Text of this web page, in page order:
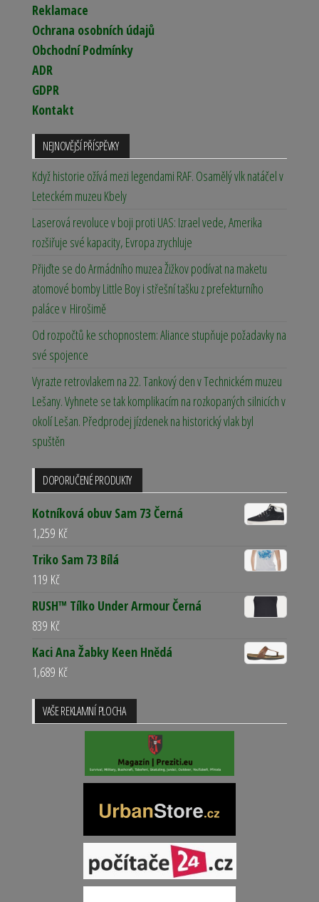
Reklamace
Ochrana osobních údajů
Obchodní Podmínky
ADR
GDPR
Kontakt
NEJNOVĚJŠÍ PŘÍSPĚVKY
Když historie ožívá mezi legendami RAF. Osamělý vlk natáčel v
Leteckém muzeu Kbely
Laserová revoluce v boji proti UAS: Izrael vede, Amerika
rozšiřuje své kapacity, Evropa zrychluje
Přijďte se do Armádního muzea Žižkov podívat na maketu
atomové bomby Little Boy i střešní tašku z prefekturního
paláce v Hirošimě
Od rozpočtů ke schopnostem: Aliance stupňuje požadavky na
své spojence
Vyrazte retrovlakem na 22. Tankový den v Technickém muzeu
Lešany. Vyhnete se tak komplikacím na rozkopaných silnicích v
okolí Lešan. Předprodej jízdenek na historický vlak byl
spuštěn
DOPORUČENÉ PRODUKTY
Kotníková obuv Sam 73 Černá
1,259 Kč
Triko Sam 73 Bílá
119 Kč
RUSH™ Tílko Under Armour Černá
839 Kč
Kaci Ana Žabky Keen Hnědá
1,689 Kč
VAŠE REKLAMNÍ PLOCHA